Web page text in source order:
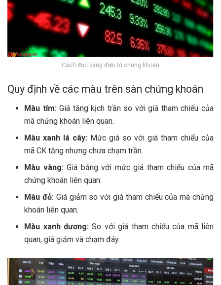
Cách đọc bảng điện tử chứng khoán
Quy định về các màu trên sàn chứng khoán
Màu tím:Giá tăng kịch trần so với giá tham chiếu của
mã chứng khoán liên quan.
Màu xanh lá cây: Mức giá so với giá tham chiếu của
mã CK tăng nhưng chưa chạm trần.
Màu vàng:Giá bằng với mức giá tham chiếu của mã
chứng khoán liên quan.
Màu đỏ: Giá giảm so với giá tham chiếu của mã chứng
khoán liên quan.
Màu xanh dương: So với giá tham chiếu của mã liên
quan, giá giảm và chạm đáy.